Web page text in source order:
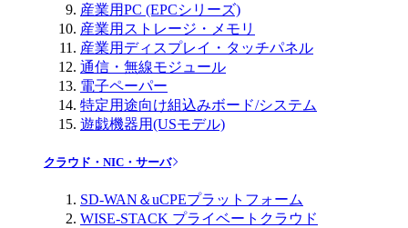
産業用PC (EPCシリーズ)
産業用ストレージ・メモリ
産業用ディスプレイ・タッチパネル
通信・無線モジュール
電子ペーパー
特定用途向け組込みボード/システム
遊戯機器用(USモデル)
クラウド・NIC・サーバ
SD-WAN＆uCPEプラットフォーム
WISE-STACK プライベートクラウド